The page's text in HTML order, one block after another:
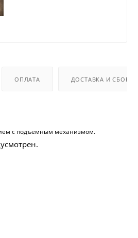
ОПЛАТА ДОСТАВКА И СБОРКА
с подъемным механизмом.